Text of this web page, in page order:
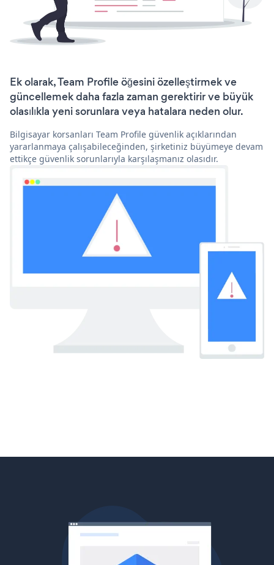
Ek olarak, Team Profile öğesini özelleştirmek ve
güncellemek daha fazla zaman gerektirir ve büyük
olasılıkla yeni sorunlara veya hatalara neden olur.
Bilgisayar korsanları Team Profile güvenlik açıklarından
yararlanmaya çalışabileceğinden, şirketiniz büyümeye devam
ettikçe güvenlik sorunlarıyla karşılaşmanız olasıdır.